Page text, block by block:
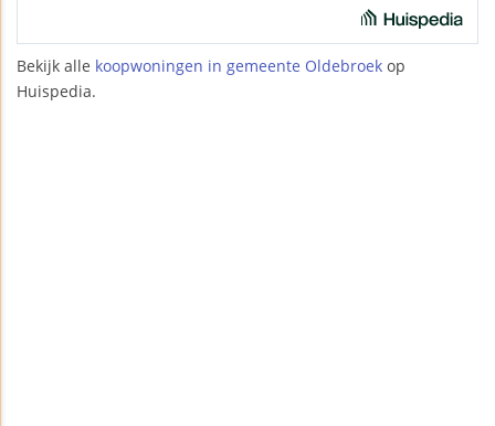
Bekijk alle koopwoningen in gemeente Oldebroek op
Huispedia.